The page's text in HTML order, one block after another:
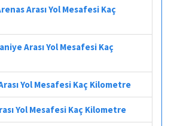
Arası Yol Mesafesi Kaç
Arası Yol Mesafesi Kaç
Yol Mesafesi Kaç Kilometre
Yol Mesafesi Kaç Kilometre